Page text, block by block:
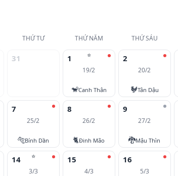
THỨ TƯ THỨ NĂM THỨ SÁU
31 ⭐
1
19/2
🐒Canh Thân
2
20/2
🐓Tân Dậu
7
25/2
🐅Bính Dần
8
26/2
🐈Đinh Mão
9
27/2
🐉Mậu Thìn
⭐
14
3/3
15
4/3
16
5/3